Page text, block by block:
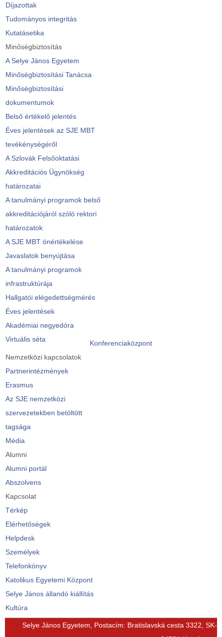
Díjazottak
Tudományos integritás
Kutatásetika
Minőségbiztosítás
A Selye János Egyetem
Minőségbiztosítási Tanácsa
Minőségbiztosítási
dokumentumok
Belső értékelő jelentés
Éves jelentések az SJE MBT
tevékénységéről
A Szlovák Felsőoktatási
Akkreditációs Ügynökség
határozatai
A tanulmányi programok belső
akkreditációjáról szóló rektori
határozatok
A SJE MBT önértékelése
Javaslatok benyújtása
A tanulmányi programok
infrastruktúrája
Hallgatói elégedettségmérés
Éves jelentések
Akadémiai negyedóra
Virtuális séta
Konferenciaközpont
Nemzetközi kapcsolatok
Partnerintézmények
Erasmus
Az SJE nemzetközi
szervezetekben betöltött
tagsága
Média
Alumni
Alumni portál
Abszolvens
Kapcsolat
Térkép
Elérhetőségek
Helpdesk
Személyek
Telefonkönyv
Katolikus Egyetemi Központ
Selye János állandó kiállítás
Kultúra
© FreeJoomla! 3 Modules - by VinaGecko.com
Selye János Egyetem, Postacím: Bratislavská cesta 3322, SK-